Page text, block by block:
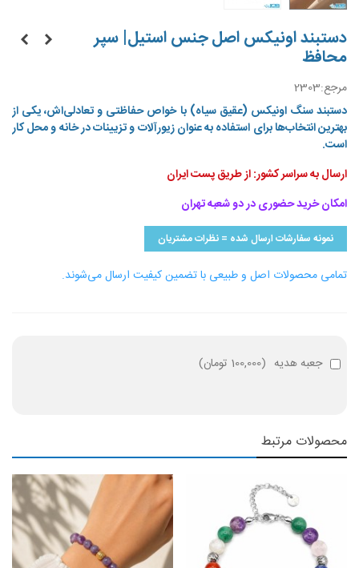
دستبند اونیکس اصل جنس استیل| سپر
محافظ
مرجع:2303
دستبند سنگ اونیکس (عقیق سیاه) با خواص حفاظتی و تعادلی‌اش، یکی از
بهترین انتخاب‌ها برای استفاده به عنوان زیورآلات و تزیینات در خانه و محل کار
است.
ارسال به سراسر کشور: از طریق پست ایران
امکان خرید حضوری در دو شعبه تهران
نمونه سفارشات ارسال شده = نظرات مشتریان
تمامی محصولات اصل و طبیعی با تضمین کیفیت ارسال می‌شوند.
جعبه هدیه (100,000 تومان )
محصولات مرتبط